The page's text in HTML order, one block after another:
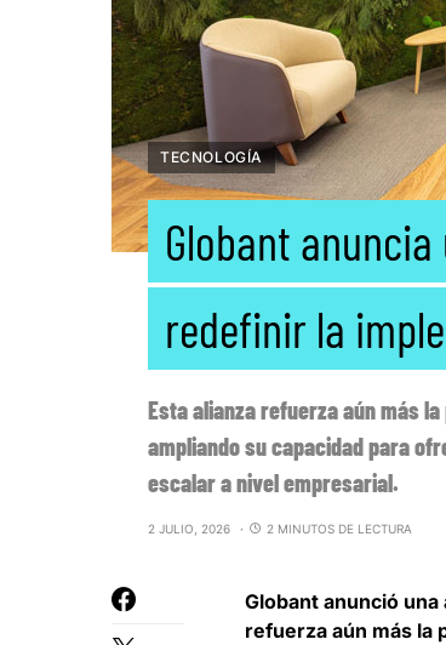
TECNOLOGÍA
Globant
redefinir la
Esta alianza refuerza aún más
ampliando su capacidad para
escalar a nivel empresarial.
2 JULIO, 2026 2 MINUTOS DE LECTURA
Globant anunció
refuerza aún más la